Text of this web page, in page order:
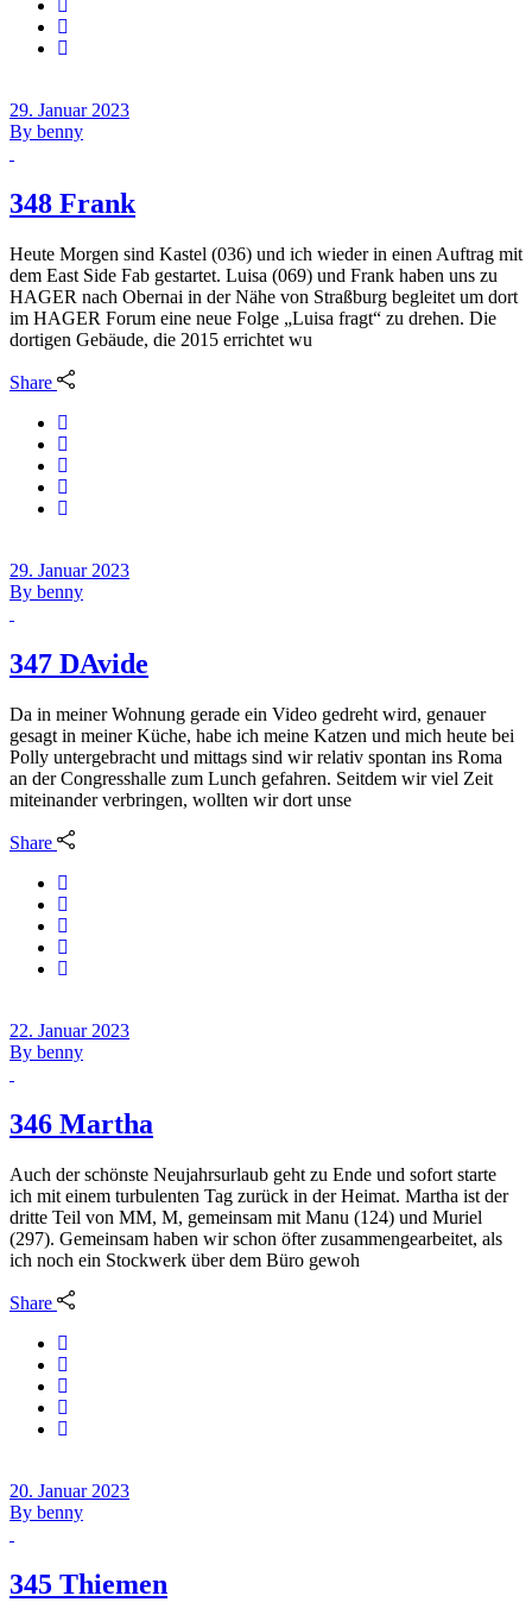
29. Januar 2023
By benny
348 Frank
Heute Morgen sind Kastel (036) und ich wieder in einen Auftrag mit
dem East Side Fab gestartet. Luisa (069) und Frank haben uns zu
HAGER nach Obernai in der Nähe von Straßburg begleitet um dort
im HAGER Forum eine neue Folge „Luisa fragt“ zu drehen. Die
dortigen Gebäude, die 2015 errichtet wu
Share
29. Januar 2023
By benny
347 DAvide
Da in meiner Wohnung gerade ein Video gedreht wird, genauer
gesagt in meiner Küche, habe ich meine Katzen und mich heute bei
Polly untergebracht und mittags sind wir relativ spontan ins Roma
an der Congresshalle zum Lunch gefahren. Seitdem wir viel Zeit
miteinander verbringen, wollten wir dort unse
Share
22. Januar 2023
By benny
346 Martha
Auch der schönste Neujahrsurlaub geht zu Ende und sofort starte
ich mit einem turbulenten Tag zurück in der Heimat. Martha ist der
dritte Teil von MM, M, gemeinsam mit Manu (124) und Muriel
(297). Gemeinsam haben wir schon öfter zusammengearbeitet, als
ich noch ein Stockwerk über dem Büro gewoh
Share
20. Januar 2023
By benny
345 Thiemen